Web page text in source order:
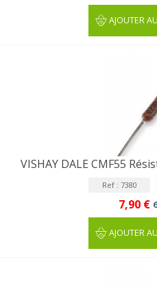
AJOUTER
VISHAY DALE CMF55
Ref : 7380
7,90 €
AJOUTER